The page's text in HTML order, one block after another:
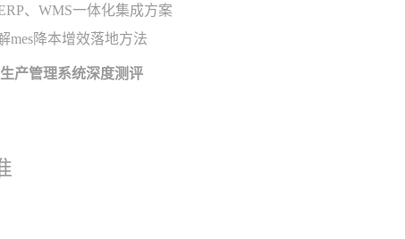
、WMS一体化集成方案
mes降本增效落地方法
产管理系统深度测评